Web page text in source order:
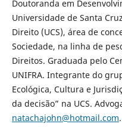
Doutoranda em
Universidade de Santa
Direito (UCS), área de
Sociedade, na linha de
Direitos. Graduada pelo
UNIFRA. Integrante do
Ecológica, Cultura e
da decisão” na UCS.
natachajohn@hotmail.com.